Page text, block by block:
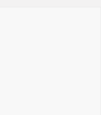
Sk. No:7
Ticaret Anonim Şirketi